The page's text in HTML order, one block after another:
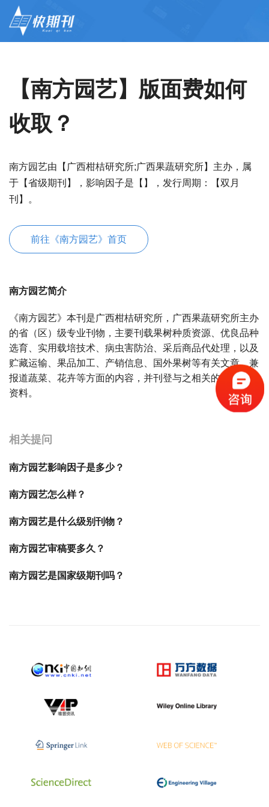
【南方园艺】版面费如何
收取？
南方园艺由【广西柑桔研究所;广西果蔬研究所】主办，属
于【省级期刊】，影响因子是【】，发行周期：【双月
刊】。
前往《南方园艺》首页
南方园艺简介
《南方园艺》本刊是广西柑桔研究所，广西果蔬研究所主办
的省（区）级专业刊物，主要刊载果树种质资源、优良品种
选育、实用载培技术、病虫害防治、采后商品代处理，以及
贮藏运输、果品加工、产销信息、国外果树等有关文章，兼
报道蔬菜、花卉等方面的内容，并刊登与之相关的各种生产
资料。
相关提问
南方园艺影响因子是多少？
南方园艺怎么样？
南方园艺是什么级别刊物？
南方园艺审稿要多久？
南方园艺是国家级期刊吗？